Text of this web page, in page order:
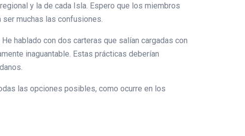
y la de cada Isla. Espero que los miembros
muchas las confusiones.
hablado con dos carteras que salían cargadas con
inaguantable. Estas prácticas deberían
las opciones posibles, como ocurre en los